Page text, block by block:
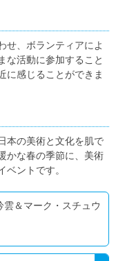
せ、ボランティアによ
な活動に参加すること
に感じることができま
本の美術と文化を肌で
かな春の季節に、美術
ベントです。
雲＆マーク・スチュウ